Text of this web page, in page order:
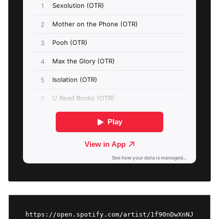
https://open.spotify.com/artist/1f90nDwXnNJ